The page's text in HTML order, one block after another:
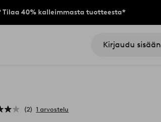
Tilaa 40% kalleimmasta tuotteesta*
Kirjaudu sisään
2 1 arvostelu